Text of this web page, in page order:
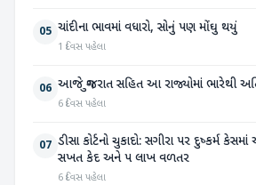
05 ચાંદીના ભાવમાં વધારો, સોનું પણ મોંઘુ થયું
1 દિવસ પહેલા
06 આજે ગુજરાત સહિત આ રાજ્યોમાં ભારેથી
6 દિવસ પહેલા
07 ડીસા કોર્ટનો ચુકાદો: સગીરા પર દુષ્કર્મ
સખત કેદ અને ૫ લાખ વળતર
6 દિવસ પહેલા